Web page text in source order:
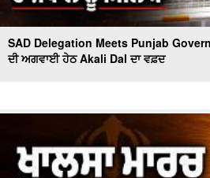
SAD Delegation Meets Punjab
ਦੀ ਅਗਵਾਈ ਹੇਠ Akali Dal ਦਾ ਵਫ਼ਦ